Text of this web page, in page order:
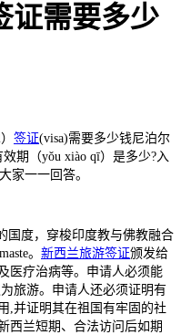
证需要多少
签证(visa)需要多少钱尼泊尔
期（yǒu xiào qī）是多少?入
家一一回答。
度，穿梭印度教与佛教融合
。 新西兰旅游签证颁发给
医疗治病等。申请人必须能
旅游。申请人还必须证明有
,并证明其在祖国有牢固的社
西兰短期、合法访问后如期